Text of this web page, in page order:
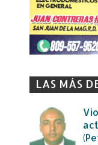
LAS MÁS